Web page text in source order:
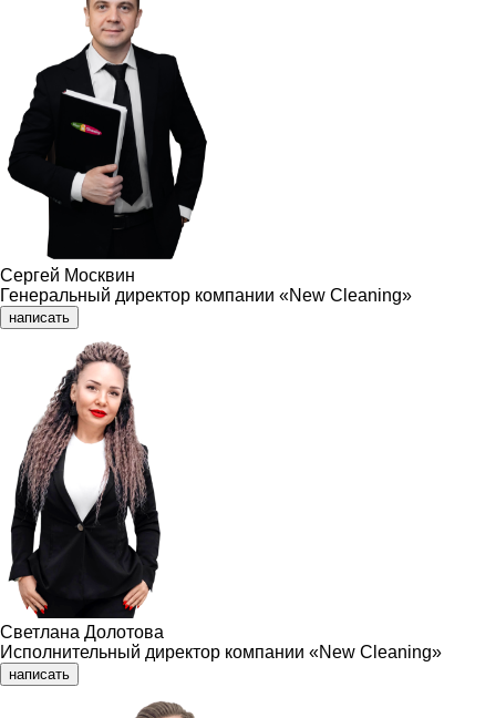
Сергей Москвин
Генеральный директор компании «New Cleaning»
написать
Светлана Долотова
Исполнительный директор компании «New Cleaning»
написать